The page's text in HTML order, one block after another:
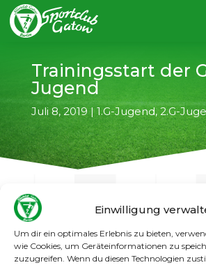
Einwilligung
Um dir ein optimales Erlebnis zu bieten,
wie Cookies, um Geräteinformationen zu
zuzugreifen. Wenn du diesen Technologien
Trainingsstart der
Jugend
Juli 8, 2019 | 1.G-Jugend,2.G-
← vorheriger Artikel